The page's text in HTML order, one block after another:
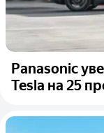
Panasonic
Tesla на 25